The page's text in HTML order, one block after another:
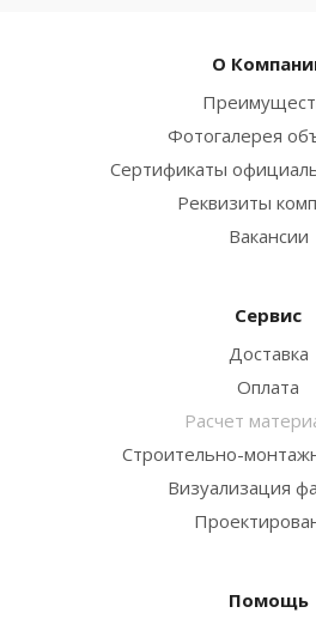
О
Фотогалерея
Сертификаты
Реквизиты
Вакансии
Сервис
Доставка
Оплата
Расчет
Строительно-
Визуализация
Помощь